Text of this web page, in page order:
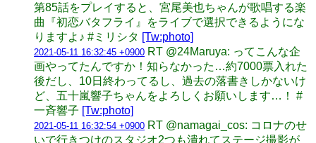
第85話をプレイすると、宮尾美也ちゃんが歌唱する楽
曲『初恋バタフライ』をライブで選択できるようにな
りますよ♪ #ミリシタ [Tw:photo]
2021-05-11 16:32:45 +0900 RT @24Maruya: ってこんな企
画やってたんですか！知らなかった…約7000票入れた
後だし、10日終わってるし、過去の落書きしかないけ
ど、五十嵐響子ちゃんをよろしくお願いします…！ #
一斉響子 [Tw:photo]
2021-05-11 16:32:54 +0900 RT @namagai_cos: コロナのせ
いで行きつけのスタジオ2つも潰れてステージ撮影が